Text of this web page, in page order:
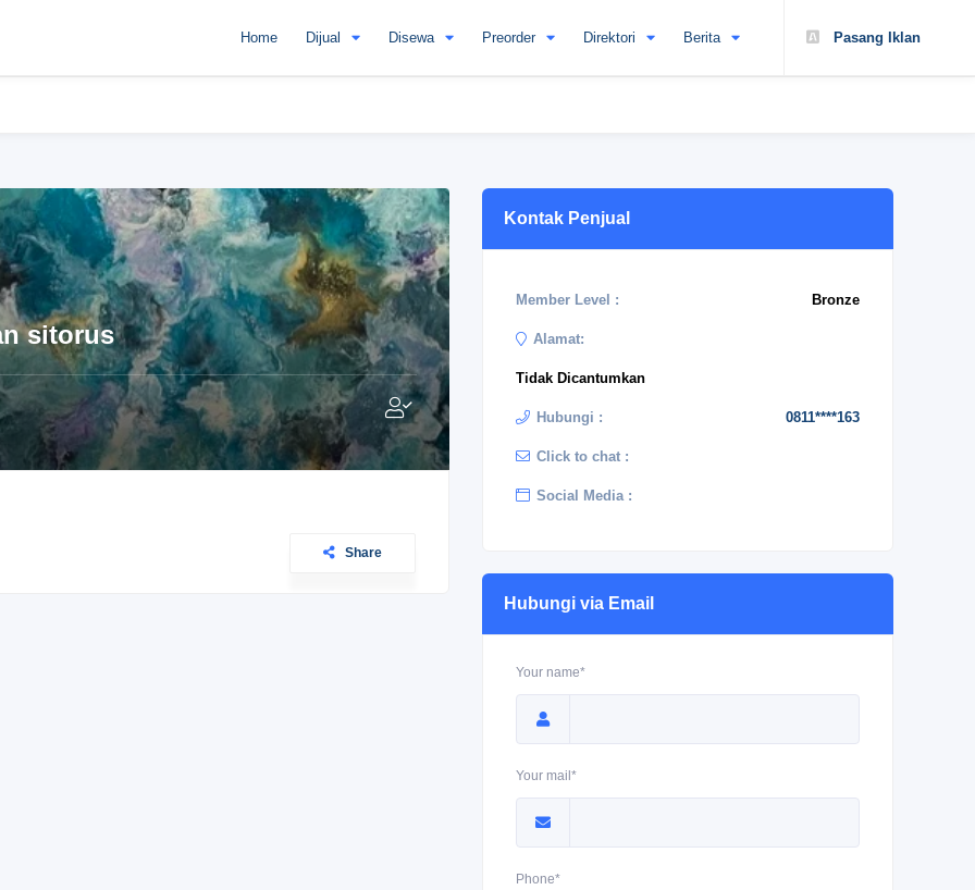
Pasang Iklan
Home Dijual Disewa Preorder Direktori Berita
sitorus
Share
Kontak Penjual
Member Level : Bronze
Alamat:
Tidak Dicantumkan
Hubungi : 0811****163
Click to chat :
Social Media :
Hubungi via Email
Your name*
Your mail*
Phone*